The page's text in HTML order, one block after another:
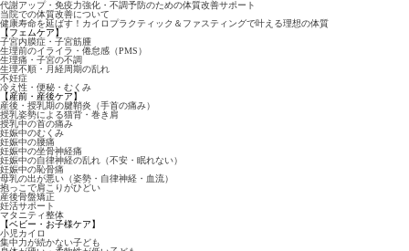
代謝アップ・免疫力強化・不調予防のための体質改善サポート
当院での体質改善について
健康寿命を延ばす！カイロプラクティック＆ファスティングで叶える理想の体質
【フェムケア】
子宮内膜症・子宮筋腫
生理前のイライラ・倦怠感（PMS）
生理痛・子宮の不調
生理不順・月経周期の乱れ
不妊症
冷え性・便秘・むくみ
【産前・産後ケア】
産後・授乳期の腱鞘炎（手首の痛み）
授乳姿勢による猫背・巻き肩
授乳中の首の痛み
妊娠中のむくみ
妊娠中の腰痛
妊娠中の坐骨神経痛
妊娠中の自律神経の乱れ（不安・眠れない）
妊娠中の恥骨痛
母乳の出が悪い（姿勢・自律神経・血流）
抱っこで肩こりがひどい
産後骨盤矯正
妊活サポート
マタニティ整体
【ベビー・お子様ケア】
小児カイロ
集中力が続かない子ども